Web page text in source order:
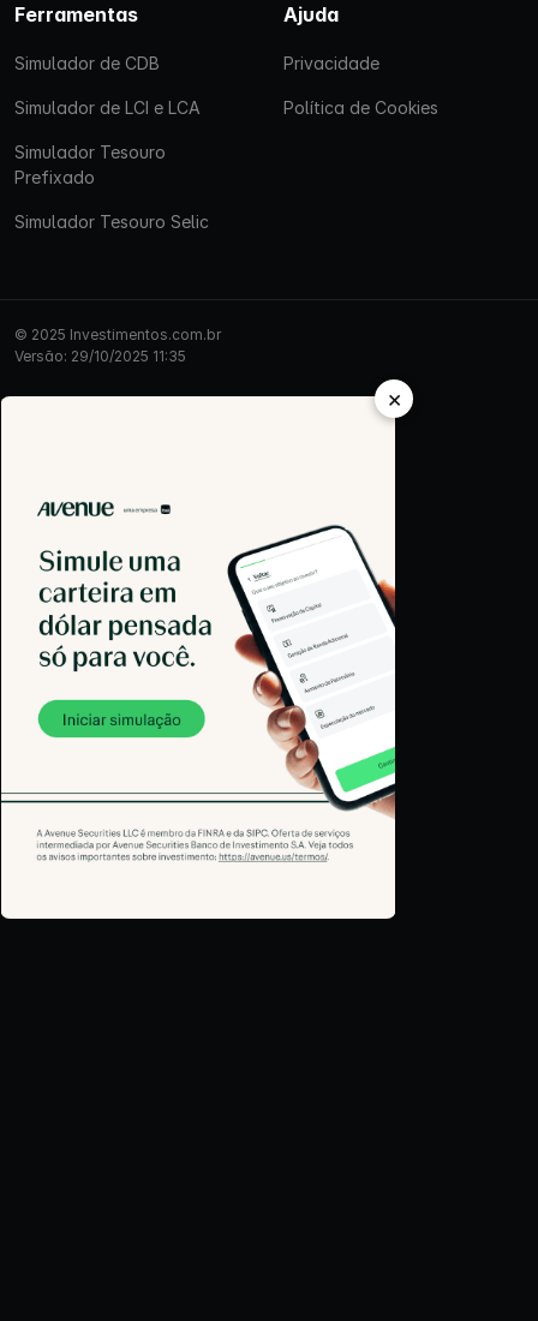
Ferramentas
Simulador de CDB
Simulador de LCI e LCA
Simulador Tesouro
Prefixado
Simulador Tesouro Selic
Ajuda
Privacidade
Política de Cookies
© 2025 Investimentos.com.br
Versão: 29/10/2025 11:35
×